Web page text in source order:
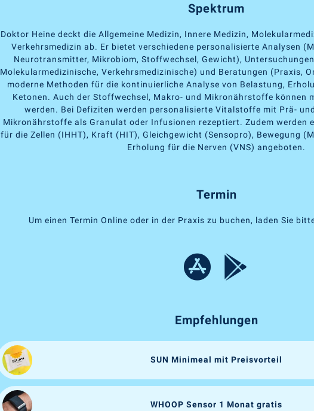
Spektrum
Doktor Heine deckt die Allgemeine Medizin, Innere Medizin,
Verkehrsmedizin ab. Er bietet verschiedene personalisierte Analysen
Neurotransmitter, Mikrobiom, Stoffwechsel, Gewicht),
Molekularmedizinische, Verkehrsmedizinische) und Beratungen (Praxis,
moderne Methoden für die kontinuierliche Analyse von Belastung,
Ketonen. Auch der Stoffwechsel, Makro- und Mikronährstoffe können
werden. Bei Defiziten werden personalisierte Vitalstoffe mit Prä-
Mikronährstoffe als Granulat oder Infusionen rezeptiert. Zudem werden
für die Zellen (IHHT), Kraft (HIT), Gleichgewicht (Sensopro), Bewegung
Erholung für die Nerven (VNS) angeboten.
Termin
Um einen Termin Online oder in der Praxis zu buchen, laden Sie
Empfehlungen
SUN Minimeal mit Preisvorteil
WHOOP Sensor 1 Monat gratis